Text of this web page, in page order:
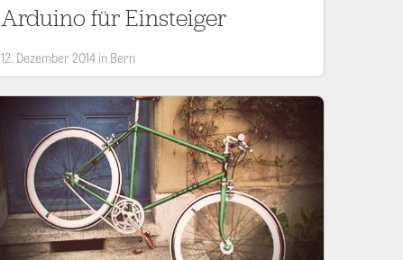
Arduino für Einsteiger
12. Dezember 2014 in Bern